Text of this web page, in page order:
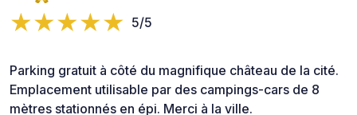
5/5
Parking gratuit à côté du magnifique château de la cité.
Emplacement utilisable par des campings-cars de 8
mètres stationnés en épi. Merci à la ville.